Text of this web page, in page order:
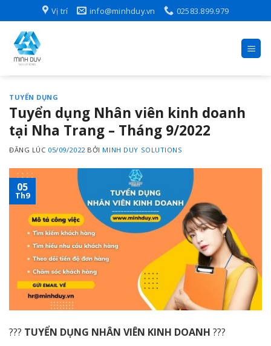
to
content
Vị trí info@minhduy.vn 02583.899.979
TUYỂN DỤNG
Tuyển dụng Nhân viên kinh doanh
tại Nha Trang – Tháng 9/2022
ĐĂNG LÚC 05/09/2022 BỞI MINH DUY SOLUTIONS
05
Th9
??? TUYỂN DỤNG NHÂN VIÊN KINH DOANH ???